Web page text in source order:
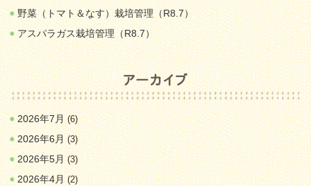
野菜（トマト＆なす）栽培管理（R8.7）
アスパラガス栽培管理（R8.7）
2026年7月(6)
2026年6月(3)
2026年5月(3)
2026年4月(2)